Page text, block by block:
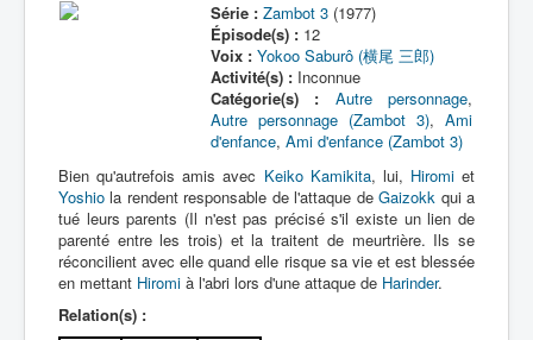
Série : Zambot 3(1977)
Épisode(s) :12
Voix : Yokoo Saburô (横尾 三郎)
Activité(s) :Inconnue
Catégorie(s) :
Autre personnage,
Autre personnage (Zambot 3), Ami
d'enfance, Ami d'enfance (Zambot 3)
Bien qu'autrefois amis avec Keiko Kamikita, lui, Hiromiet
Yoshio la rendent responsable de l'attaque deGaizokk qui a
tué leurs parents (Il n'est pas précisé s'il existe un lien de
parenté entre les trois) et la traitent de meurtrière. Ils se
réconcilient avec elle quand elle risque sa vie et est blessée
en mettant Hiromi à l'abri lors d'une attaque de Harinder.
Relation(s) :